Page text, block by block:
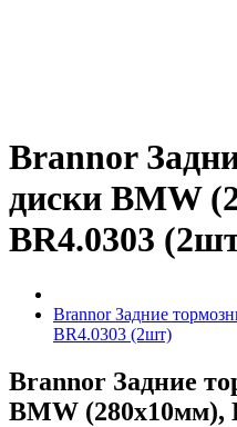
Brannor
диски BMW
BR4.0303
Brannor Задние
BR4.0303 (2шт)
Brannor Задние
BMW (280x10мм),